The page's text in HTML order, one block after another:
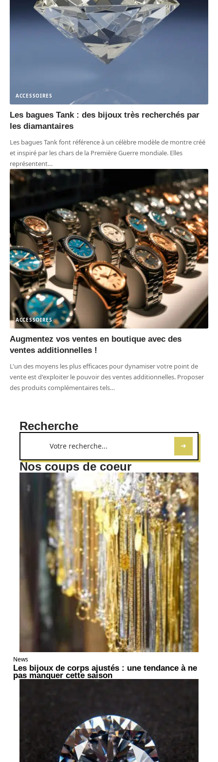
ACCESSOIRES
Les bagues Tank : des bijoux très recherchés par
les diamantaires
Les bagues Tank font référence à un célèbre modèle de montre créé
et inspiré par les chars de la Première Guerre mondiale. Elles
représentent…
ACCESSOIRES
Augmentez vos ventes en boutique avec des
ventes additionnelles !
L'un des moyens les plus efficaces pour dynamiser votre point de
vente est d'exploiter le pouvoir des ventes additionnelles. Proposer
des produits complémentaires tels…
Recherche
Nos coups de coeur
News
Les bijoux de corps ajustés : une tendance à ne
pas manquer cette saison